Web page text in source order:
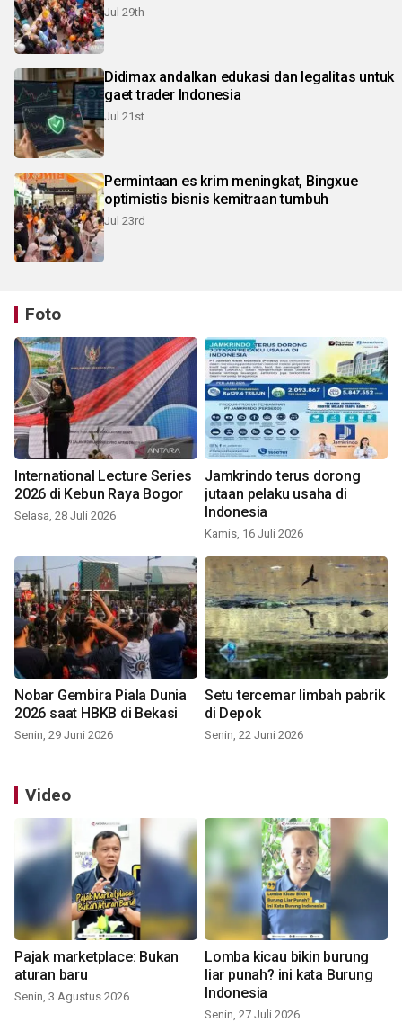
Jul 29th
Didimax andalkan edukasi dan legalitas untuk
gaet trader Indonesia
Jul 21st
Permintaan es krim meningkat, Bingxue
optimistis bisnis kemitraan tumbuh
Jul 23rd
Foto
International Lecture Series
2026 di Kebun Raya Bogor
Selasa, 28 Juli 2026
Jamkrindo terus dorong
jutaan pelaku usaha di
Indonesia
Kamis, 16 Juli 2026
Nobar Gembira Piala Dunia
2026 saat HBKB di Bekasi
Senin, 29 Juni 2026
Setu tercemar limbah pabrik
di Depok
Senin, 22 Juni 2026
Video
Pajak marketplace: Bukan
aturan baru
Senin, 3 Agustus 2026
Lomba kicau bikin burung
liar punah? ini kata Burung
Indonesia
Senin, 27 Juli 2026